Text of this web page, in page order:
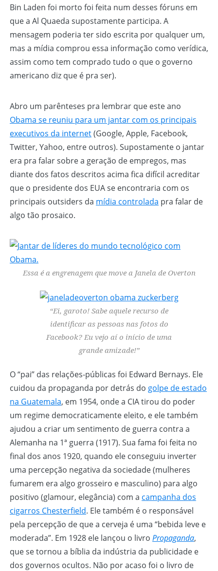
Bin Laden foi morto foi feita num desses fóruns em
que a Al Quaeda supostamente participa. A
mensagem poderia ter sido escrita por qualquer um,
mas a mídia comprou essa informação como verídica,
assim como tem comprado tudo o que o governo
americano diz que é pra ser).
Abro um parênteses pra lembrar que este ano
Obama se reuniu para um jantar com os principais
executivos da internet(Google, Apple, Facebook,
Twitter, Yahoo, entre outros). Supostamente o jantar
era pra falar sobre a geração de empregos, mas
diante dos fatos descritos acima fica difícil acreditar
que o presidente dos EUA se encontraria com os
principais outsiders da mídia controlada pra falar de
algo tão prosaico.
Essa é a engrenagem que move a Janela de Overton
“Ei, garoto! Sabe aquele recurso de
identificar as pessoas nas fotos do
Facebook? Eu vejo aí o início de uma
grande amizade!”
O “pai” das relações-públicas foi Edward Bernays. Ele
cuidou da propaganda por detrás do golpe de estado
na Guatemala, em 1954, onde a CIA tirou do poder
um regime democraticamente eleito, e ele também
ajudou a criar um sentimento de guerra contra a
Alemanha na 1ª guerra (1917). Sua fama foi feita no
final dos anos 1920, quando ele conseguiu inverter
uma percepção negativa da sociedade (mulheres
fumarem era algo grosseiro e masculino) para algo
positivo (glamour, elegância) com a campanha dos
cigarros Chesterfield. Ele também é o responsável
pela percepção de que a cerveja é uma “bebida leve e
moderada”. Em 1928 ele lançou o livro Propaganda,
que se tornou a bíblia da indústria da publicidade e
dos governos ocultos. Não por acaso foi o livro de